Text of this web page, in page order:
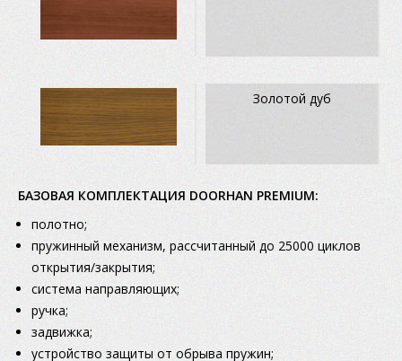
Золотой дуб
БАЗОВАЯ КОМПЛЕКТАЦИЯ DOORHAN PREMIUM:
полотно;
пружинный механизм, рассчитанный до 25000 циклов
открытия/закрытия;
система направляющих;
ручка;
задвижка;
устройство защиты от обрыва пружин;